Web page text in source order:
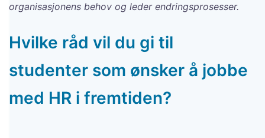
organisasjonens behov og leder endringsprosesser.
Hvilke råd vil du gi til
studenter som ønsker å jobbe
med HR i fremtiden?